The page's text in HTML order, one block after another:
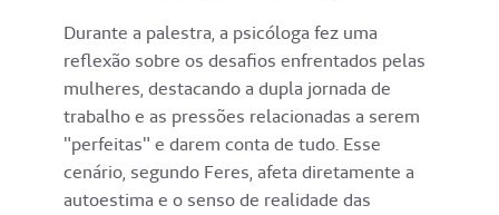
Durante a palestra, a psicóloga fez uma
reflexão sobre os desafios enfrentados pelas
mulheres, destacando a dupla jornada de
trabalho e as pressões relacionadas a serem
"perfeitas" e darem conta de tudo. Esse
cenário, segundo Feres, afeta diretamente a
autoestima e o senso de realidade das